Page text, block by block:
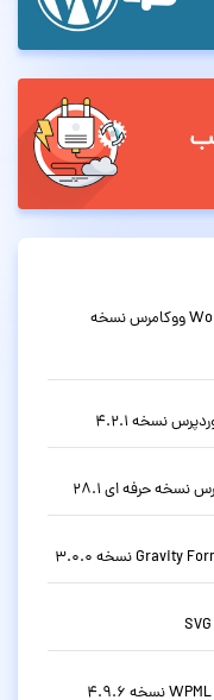
قالب فروشگاهی چندمنظوره وودمارت WoodMart ووکامرس نسخه